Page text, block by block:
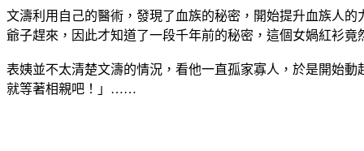
文濤利用自己的醫術，發現了血族的秘密，開始提升血族人
爺子趕來，因此才知道了一段千年前的秘密，這個女媧紅
表姨並不太清楚文濤的情況，看他一直孤家寡人，於是開始
就等著相親吧！」……